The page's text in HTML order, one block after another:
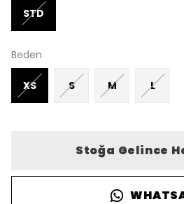
STD
Beden
XS S M L
Stoğa Gelince